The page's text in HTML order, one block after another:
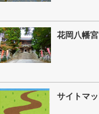
花岡八幡宮
サイトマ